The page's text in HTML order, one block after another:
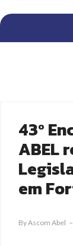
43º
ABEL
em
ByAscom Abel